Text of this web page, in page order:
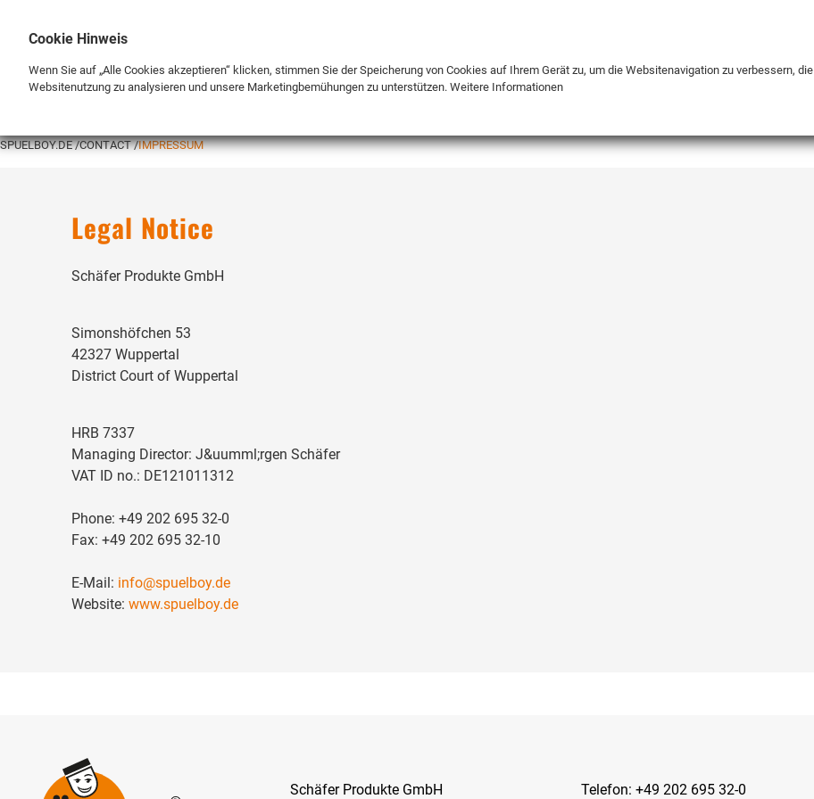
SPUELBOY.DE CONTACT IMPRESSUM
Legal Notice
Schäfer Produkte GmbH
Simonshöfchen 53
42327 Wuppertal
District Court of Wuppertal
HRB 7337
Managing Director: J&uumml;rgen Schäfer
VAT ID no.: DE121011312
Phone: +49 202 695 32-0
Fax: +49 202 695 32-10
E-Mail: info@spuelboy.de
Website: www.spuelboy.de
Schäfer Produkte GmbH Telefon: +49 202 695 32-0
Cookie Hinweis
Wenn Sie auf „Alle Cookies akzeptieren“ klicken, stimmen Sie der Speicherung von Cookies auf Ihrem Gerät zu, um die Websitenavigation zu verbessern, die
Websitenutzung zu analysieren und unsere Marketingbemühungen zu unterstützen. Weitere Informationen